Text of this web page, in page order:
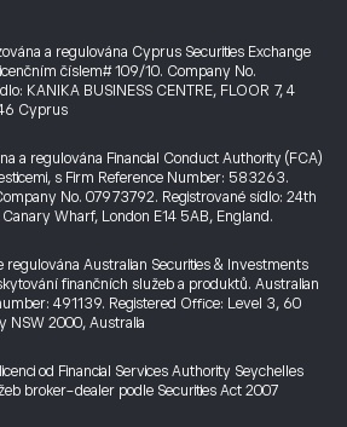
a regulována Cyprus Securities Exchange
číslem# 109/10. Company No.
KANIKA BUSINESS CENTRE, FLOOR 7, 4
Cyprus
a regulována Financial Conduct Authority (FCA)
s Firm Reference Number: 583263.
No. 07973792. Registrované sídlo: 24th
Wharf, London E14 5AB, England.
regulována Australian Securities & Investments
finančních služeb a produktů. Australian
491139. Registered Office: Level 3, 60
NSW 2000, Australia
od Financial Services Authority Seychelles
broker-dealer podle Securities Act 2007